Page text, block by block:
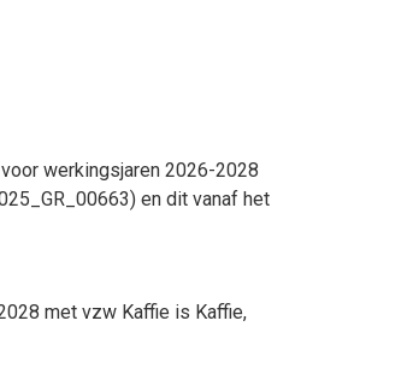
werkingsjaren 2026-2028
en dit vanaf het
met vzw Kaffie is Kaffie,